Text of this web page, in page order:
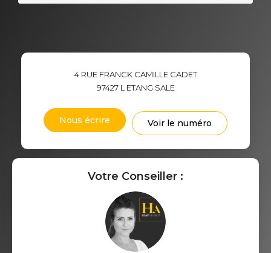
4 RUE FRANCK CAMILLE CADET
97427 L ETANG SALE
Nous écrire Voir le numéro
Votre Conseiller :